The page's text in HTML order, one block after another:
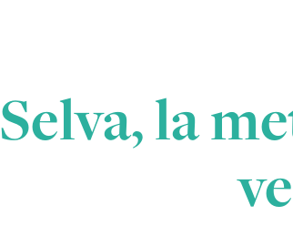
Selva, la